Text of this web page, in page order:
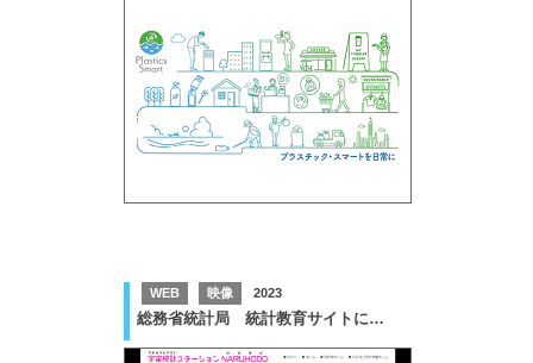
WEB 映像 2023
総務省統計局 統計教育サイトにおけるこども向けコンテンツ等の拡充の実施業務